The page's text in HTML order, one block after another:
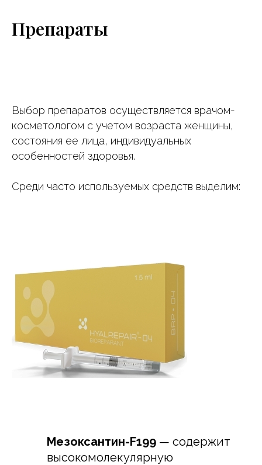
Препараты
Выбор препаратов осуществляется врачом-
косметологом с учетом возраста женщины,
состояния ее лица, индивидуальных
особенностей здоровья.
Среди часто используемых средств выделим:
Мезоксантин-F199 — содержит
высокомолекулярную